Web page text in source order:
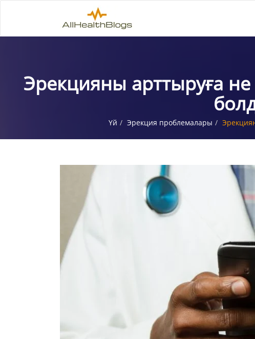
Эрекцияны арттыруға
Үй Эрекция проблемалары